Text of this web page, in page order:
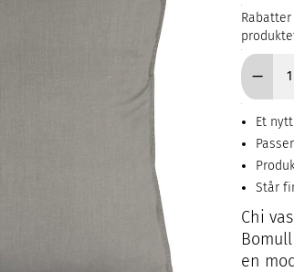
Et
Står
Chi
en